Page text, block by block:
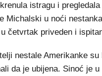
istragu i
Michalski u noći
četvrtak priveden i
nestale Amerikanke
da je ubijena. Sinoć je